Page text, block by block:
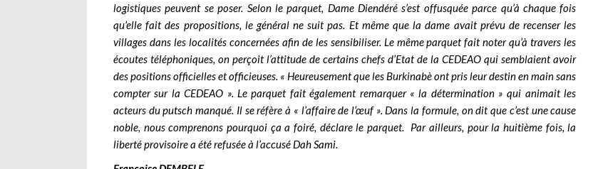
logistiques peuvent se poser. Selon le parquet, Dame Diendéré s’est offusquée parce qu’à chaque fois
qu’elle fait des propositions, le général ne suit pas. Et même que la dame avait prévu de recenser les
villages dans les localités concernées afin de les sensibiliser. Le même parquet fait noter qu’à travers les
écoutes téléphoniques, on perçoit l’attitude de certains chefs d’Etat de la CEDEAO qui semblaient avoir
des positions officielles et officieuses. « Heureusement que les Burkinabè ont pris leur destin en main sans
compter sur la CEDEAO ». Le parquet fait également remarquer « la détermination » qui animait les
acteurs du putsch manqué. Il se réfère à « l’affaire de l’œuf ». Dans la formule, on dit que c’est une cause
noble, nous comprenons pourquoi ça a foiré, déclare le parquet. Par ailleurs, pour la huitième fois, la
liberté provisoire a été refusée à l’accusé Dah Sami.